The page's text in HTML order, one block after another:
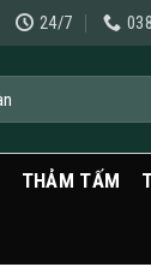
24/7
THẢM TẤM